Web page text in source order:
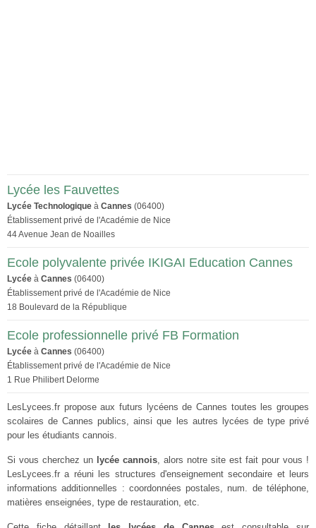
Lycée les Fauvettes
Lycée Technologique à Cannes (06400)
Établissement privé de l'Académie de Nice
44 Avenue Jean de Noailles
Ecole polyvalente privée IKIGAI Education Cannes
Lycée à Cannes (06400)
Établissement privé de l'Académie de Nice
18 Boulevard de la République
Ecole professionnelle privé FB Formation
Lycée à Cannes (06400)
Établissement privé de l'Académie de Nice
1 Rue Philibert Delorme
LesLycees.fr propose aux futurs lycéens de Cannes toutes les groupes
scolaires de Cannes publics, ainsi que les autres lycées de type privé
pour les étudiants cannois.
Si vous cherchez un lycée cannois, alors notre site est fait pour vous !
LesLycees.fr a réuni les structures d'enseignement secondaire et leurs
informations additionnelles : coordonnées postales, num. de téléphone,
matières enseignées, type de restauration, etc.